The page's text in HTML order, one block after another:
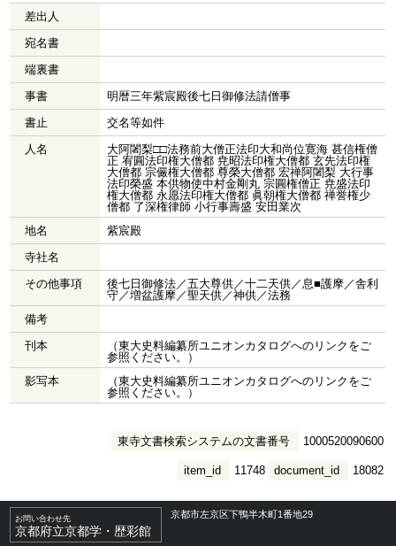
差出人
宛名書
端裏書
事書
明暦三年紫宸殿後七日御修法請僧事
書止
交名等如件
人名
大阿闍梨□□法務前大僧正法印大和尚位寛海 甚信権僧
正 宥圓法印権大僧都 尭昭法印権大僧都 玄先法印権
大僧都 宗儼権大僧都 尊榮大僧都 宏禅阿闍梨 大行事
法印榮盛 本供物使中村金剛丸 宗圓権僧正 尭盛法印
権大僧都 永愿法印権大僧都 眞朝権大僧都 禅誉権少
僧都 了深権律師 小行事壽盛 安田業次
地名
紫宸殿
寺社名
その他事項
後七日御修法／五大尊供／十二天供／息■護摩／舎利
守／増盆護摩／聖天供／神供／法務
備考
刊本
（東大史料編纂所ユニオンカタログへのリンクをご
参照ください。）
影写本
（東大史料編纂所ユニオンカタログへのリンクをご
参照ください。）
東寺文書検索システムの文書番号 1000520090600
document_id 18082
item_id 11748
お問い合わせ先
京都府立京都学・歴彩館
京都市左京区下鴨半木町1番地29